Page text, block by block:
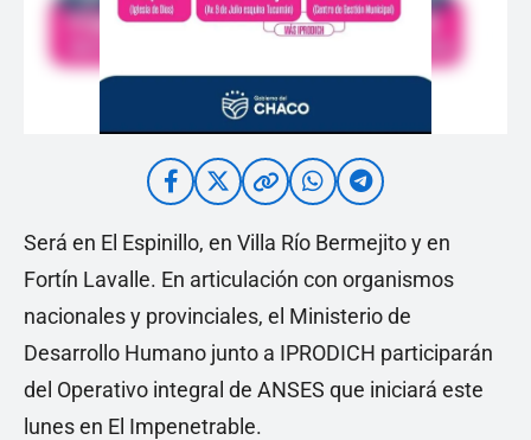
Será en El Espinillo, en Villa Río Bermejito y en
Fortín Lavalle. En articulación con organismos
nacionales y provinciales, el Ministerio de
Desarrollo Humano junto a IPRODICH participarán
del Operativo integral de ANSES que iniciará este
lunes en El Impenetrable.